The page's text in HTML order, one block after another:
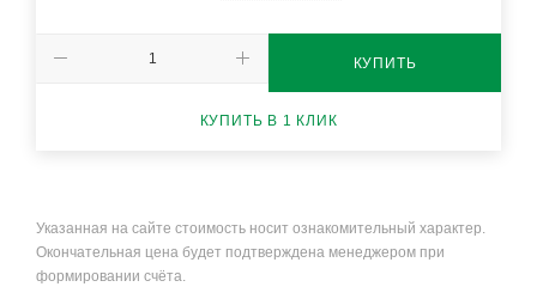
КУПИТЬ
КУПИТЬ В 1 КЛИК
Указанная на сайте стоимость носит ознакомительный характер.
Окончательная цена будет подтверждена менеджером при
формировании счёта.